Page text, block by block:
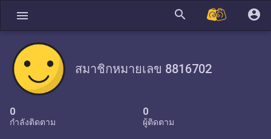
menu search account_circle
สมาชิกหมายเลข 8816702
0
กำลังติดตาม
0
ผู้ติดตาม